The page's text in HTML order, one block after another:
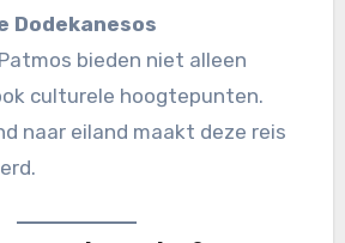
Dodekanesos
bieden niet alleen
culturele hoogtepunten.
naar eiland maakt deze reis